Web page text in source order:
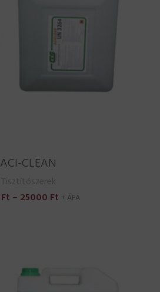
ACI-CLEAN
Ft – 25000 FtÁrtartomány:
+ ÁFA